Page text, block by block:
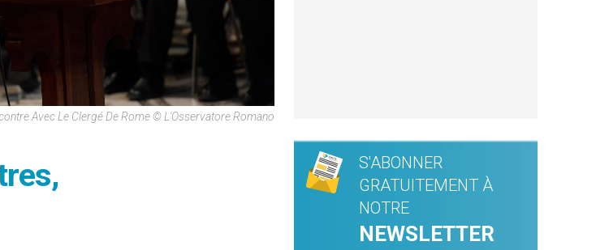
Avec Le Clergé De Rome © L'Osservatore Romano
S'ABONNER
GRATUITEMENT À
NOTRE
NEWSLETTER